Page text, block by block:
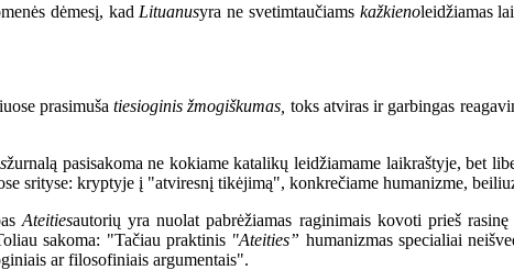
dėmesį, kad Lituanusyra ne svetimtaučiams kažkienoleidžiamas
prasimušatiesioginis žmogiškumas, toks atviras ir garbingas
žurnalą pasisakoma ne kokiame katalikų leidžiamame laikraštyje, bet
srityse: kryptyje į "atviresnį tikėjimą", konkrečiame humanizme,
Ateitiesautorių yra nuolat pabrėžiamas raginimais kovoti prieš
sakoma: "Tačiau praktinis "Ateities” humanizmas specialiai
ar filosofiniais argumentais".